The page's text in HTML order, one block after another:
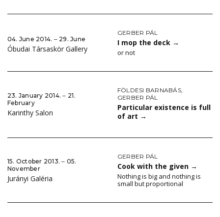
04. June 2014. ‒ 29. June
Óbudai Társaskör Gallery
GERBER PÁL
I mop the deck →
or not
23. January 2014. ‒ 21.
February
Karinthy Salon
FÖLDESI BARNABÁS,
GERBER PÁL
Particular existence is full
of art →
15. October 2013. ‒ 05.
November
Jurányi Galéria
GERBER PÁL
Cook with the given →
Nothing is big and nothing is
small but proportional